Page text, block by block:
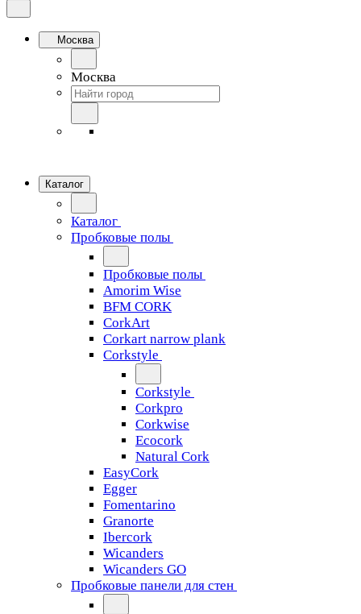
Москва
Москва
Каталог
Каталог
Пробковые полы
Пробковые полы
Amorim Wise
BFM CORK
CorkArt
Corkart narrow plank
Corkstyle
Corkstyle
Corkpro
Corkwise
Ecocork
Natural Cork
EasyCork
Egger
Fomentarino
Granorte
Ibercork
Wicanders
Wicanders GO
Пробковые панели для стен